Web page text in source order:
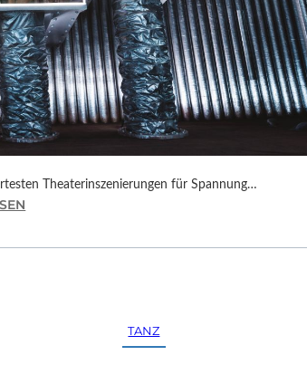
H
T
W
E
R
D
E
N
Theaterinszenierungen für Spannung…
E
TANZ